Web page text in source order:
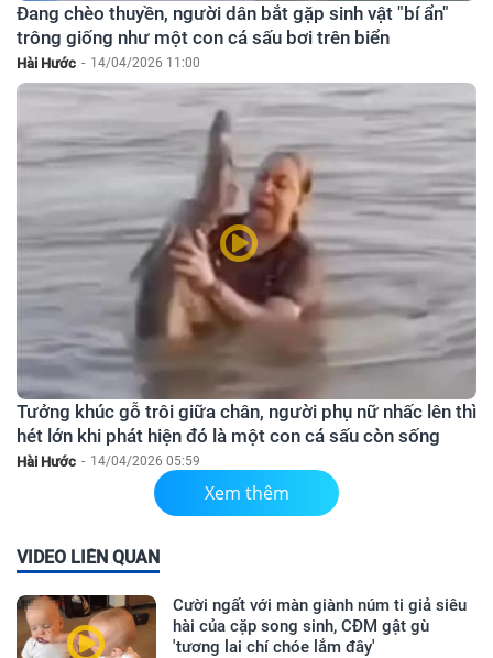
Đang chèo thuyền, người dân bắt gặp sinh vật "bí ẩn"
trông giống như một con cá sấu bơi trên biển
Hài Hước - 14/04/2026 11:00
Tưởng khúc gỗ trôi giữa chân, người phụ nữ nhấc lên thì
hét lớn khi phát hiện đó là một con cá sấu còn sống
Hài Hước - 14/04/2026 05:59
Xem thêm
VIDEO LIÊN QUAN
Cười ngất với màn giành núm ti giả siêu
hài của cặp song sinh, CĐM gật gù
'tương lai chí chóe lắm đây'